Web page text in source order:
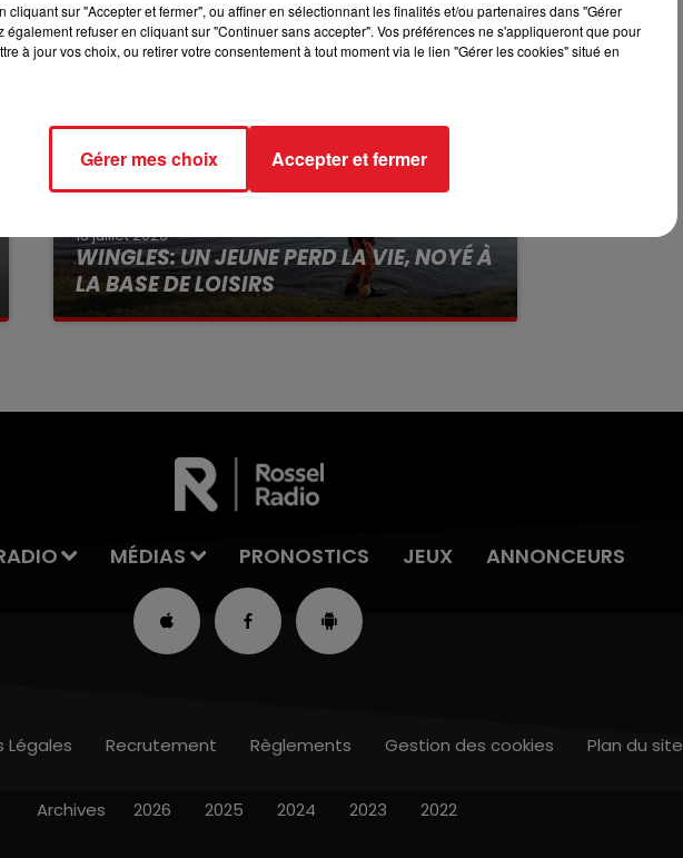
13 juillet 2026
WINGLES: UN JEUNE PERD LA VIE, NOYÉ À
LA BASE DE LOISIRS
La victime a coulé à pic
MÉDIAS PRONOSTICS JEUX ANNONCEURS
Légales Recrutement Règlements Gestion des cookies Plan du site
Archives 2026 2025 2024 2023 2022
cliquant sur "Accepter et fermer", ou affiner en sélectionnant les finalités et/ou partenaires dans "Gérer
également refuser en cliquant sur "Continuer sans accepter". Vos préférences ne s'appliqueront que pour
à jour vos choix, ou retirer votre consentement à tout moment via le lien "Gérer les cookies" situé en
Gérer mes choix Accepter et fermer